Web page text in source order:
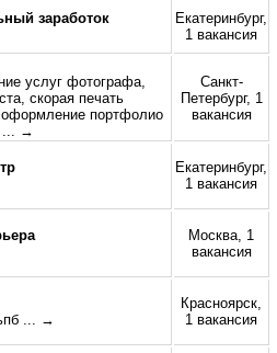
заработок
Екатеринбург,
1 вакансия
услуг фотографа,
скорая печать
портфолио
... →
Санкт-
Петербург, 1
вакансия
Екатеринбург,
1 вакансия
Москва, 1
вакансия
... →
Красноярск,
1 вакансия